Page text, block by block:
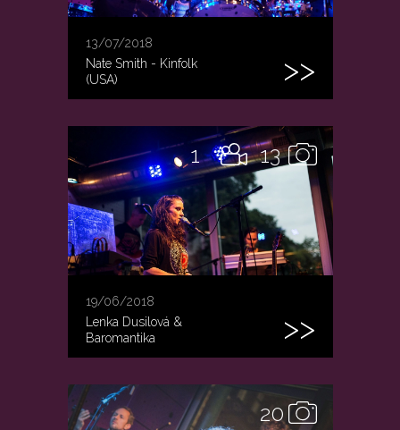
13/07/2018
Nate Smith - Kinfolk
(USA)
13
1
19/06/2018
Lenka Dusilová &
Baromantika
20